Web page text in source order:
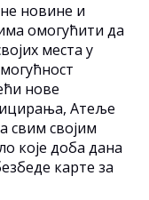
новине и
омогућити да
места у
нове
Атеље
свим својим
које доба дана
карте за